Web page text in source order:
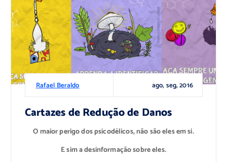
Rafael Beraldo ago, seg, 2016
Cartazes de Redução de Danos
O maior perigo dos psicodélicos, não são eles em si.
E sim a desinformação sobre eles.